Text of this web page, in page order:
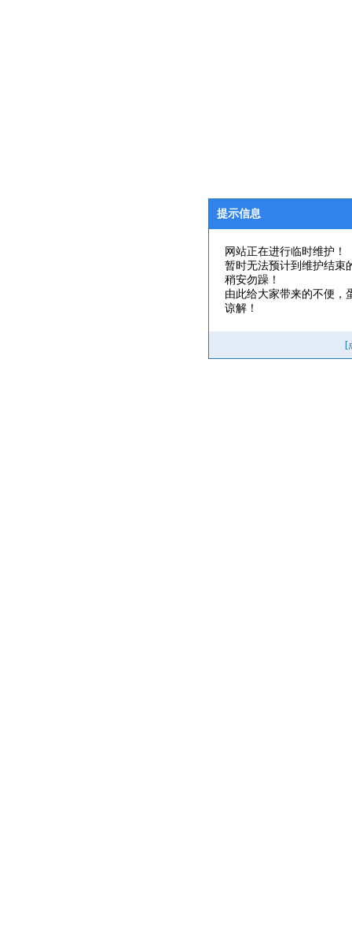
提示信息
网站正在进行临时维护！
暂时无法预计到维护结束
稍安勿躁！
由此给大家带来的不便，
谅解！
[